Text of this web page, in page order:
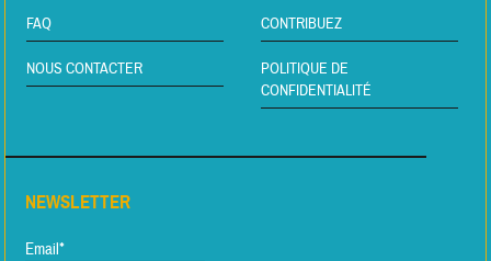
FAQ CONTRIBUEZ
NOUS CONTACTER
POLITIQUE DE
CONFIDENTIALITÉ
NEWSLETTER
Email*